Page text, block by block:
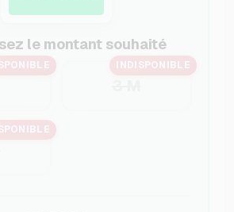
le montant souhaité
INDISPONIBLE